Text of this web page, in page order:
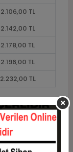
2.106,00 TL
2.142,00 TL
2.178,00 TL
2.196,00 TL
2.232,00 TL
Tutar
1.800,00 TL